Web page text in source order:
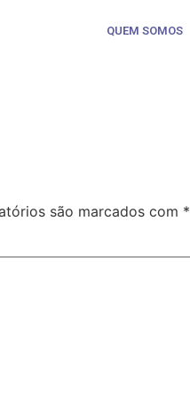
QUEM SOMOS
são marcados com *